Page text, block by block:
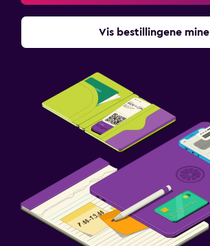
Vis bestillingene mine